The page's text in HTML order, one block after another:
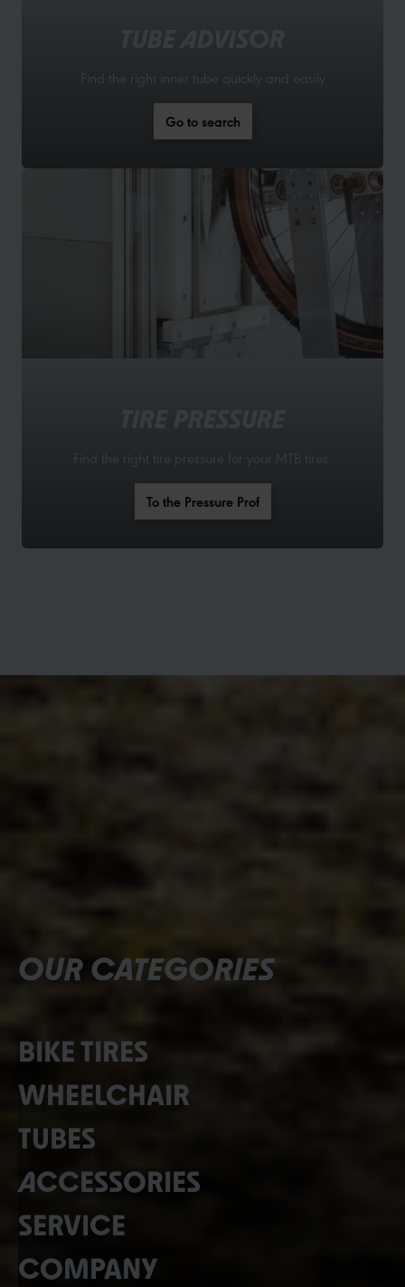
Find the right inner tube quickly and easily
Go to search
Find the right tire pressure for your MTB tires.
To the Pressure Prof
OUR CATEGORIES
BIKE TIRES
WHEELCHAIR
TUBES
ACCESSORIES
SERVICE
COMPANY